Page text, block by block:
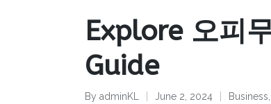
Explore 오피
Guide
By adminKL June 2, 2024 Business